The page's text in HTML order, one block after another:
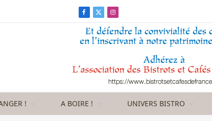
Facebook
X
(Twitter)
Instagram
! A BOIRE ! UNIVERS BISTRO